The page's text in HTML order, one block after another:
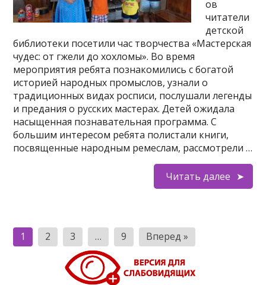
ов
читатели
детской
библиотеки посетили час творчества «Мастерская
чудес: от гжели до хохломы». Во время
мероприятия ребята познакомились с богатой
историей народных промыслов, узнали о
традиционных видах росписи, послушали легенды
и предания о русских мастерах. Детей ожидала
насыщенная познавательная программа. С
большим интересом ребята полистали книги,
посвященные народным ремеслам, рассмотрели …
Читать далее
Навигация
по
записям
1 2 3 … 9 Вперед »